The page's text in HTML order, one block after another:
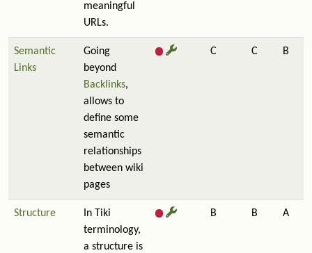
meaningful
URLs.
Semantic
Links
Going
beyond
Backlinks,
allows to
define some
semantic
relationships
between wiki
pages
C C B
Structure
In Tiki
terminology,
a structure is
B B A